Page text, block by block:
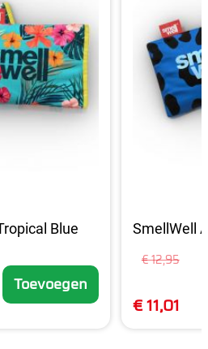
Blue
Toevoegen
SmellWell
€ 12,95
€ 11,01